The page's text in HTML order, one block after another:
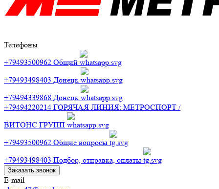
Телефоны
+79493500962 Общий
+79493498403 Донецк
+79494339868 Донецк
+79494220214 ГОРЯЧАЯ ЛИНИЯ: МЕТРОСПОРТ /
ВИТОНС ГРУПП
+79493500962 Общие вопросы
+79493498403 Подбор, отправка, оплаты
Заказать звонок
E-mail